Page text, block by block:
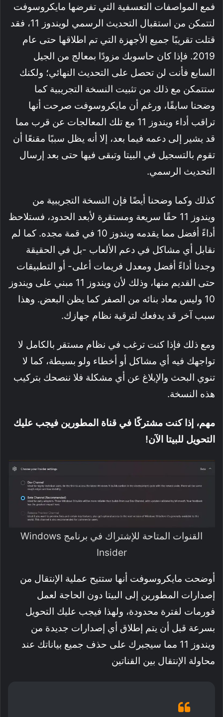
فمع المواصفات التعسفية التي تفرضها مايكروسوفت
لتتمكن من استقبال التحديث الرسمي لويندوز 11، فقد
قتلت تقريبًا جميع الأجهزة التي تم اطلاقها حتى عام
2019. فإذا كان حاسوبك مزودًا بمعالج من الجيل
السابع فأنت لن تحصل على التحديث النهائي؛ ولكنك
ستتمكن مع ذلك من تثبيت النسخة التجريبية كما
وضحنا سابقًا، ورغم أن مايكروسوفت صرحت أنها
تراقب أداء ويندوز 11 مع تلك المعالجات عن قرب مما
قد يشير إلى دعمه فيما بعد، إلا أنه يظل سببًا مقنعًا أن
تقوم بالتسجيل في البيتا وتبقى فيها حتى بعد إرسال
التحديث الرسمي.
كذلك وكما وضحنا أيضًا فإن النسخة التجريبية من
ويندوز 11 حقًا سريعة ومستقرة لأبعد الحدود، فستلاحظ
أداءً أفضل مما يقدمه ويندوز 10 في قمة مجده. كما لم
نقابل أي مشاكل في دعم الألعاب -بل في الحقيقة
وجدنا أداءً أفضل ومعدل فريمات أعلى- أو التطبيقات
حتى القديم منها، وذلك لأن ويندوز 11 مبني على ويندوز
10 وليس معاد بنائه من الصفر كما يظن البعض. وهذا
سبب آخر قد يدفعك لترقية نظام جهازك.
ومع ذلك فإذا كنت ترغب في نظام مستقر بالكامل لا
تواجهك فيه أي مشاكل أو أخطاء ولو بسيطة، كما لا
تنوي البحث والإبلاغ عن أي مشكلة فلا ننصحك بتركيب
هذه النسخة.
مهم، إذا كنت مشتركًا في قناة المطورين فيجب عليك
التحويل للبيتا الآن!
القنوات المتاحة للإشتراك في برنامج Windows
Insider
أوضحت مايكروسوفت أنها ستتيح عملية الإنتقال من
إصدارات المطورين إلى البيتا دون الحاجة لعمل
فورمات لفترة محدودة، ولهذا فيجب عليك التحويل
بسرعة قبل أن يتم إطلاق أي إصدارات جديدة من
ويندوز 11 مما سيجبرك على حذف جميع بياناتك عند
محاولة الإنتقال بين القناتين